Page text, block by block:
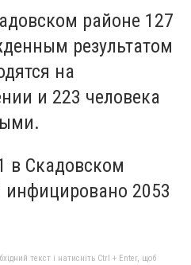
районе 127
результатом
на
и 223 человека
в Скадовском
инфицировано 2053
текст і натисніть Ctrl + Enter, щоб